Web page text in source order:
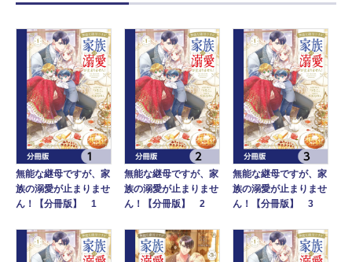
無能な継母ですが、家
族の溺愛が止まりませ
ん！【分冊版】 1
無能な継母ですが、家
族の溺愛が止まりませ
ん！【分冊版】 2
無能な継母ですが、家
族の溺愛が止まりませ
ん！【分冊版】 3